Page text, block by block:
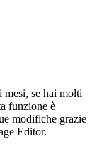
mesi, se hai molti
funzione è
modifiche grazie
Editor.